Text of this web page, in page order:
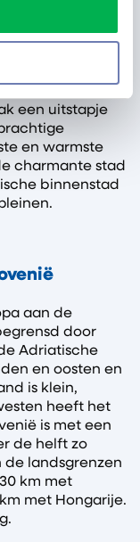
een boottocht
een uitstapje
en warmste
charmante stad
binnenstad
aan de
door
Adriatische
en oosten en
is klein,
heeft het
is met een
de helft zo
de landsgrenzen
km met
met Hongarije.